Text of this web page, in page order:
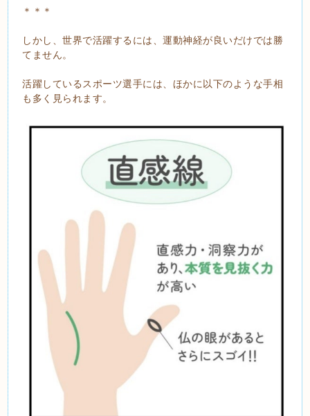
＊＊＊
しかし、世界で活躍するには、運動神経が良いだけでは勝
てません。
活躍しているスポーツ選手には、ほかに以下のような手相
も多く見られます。